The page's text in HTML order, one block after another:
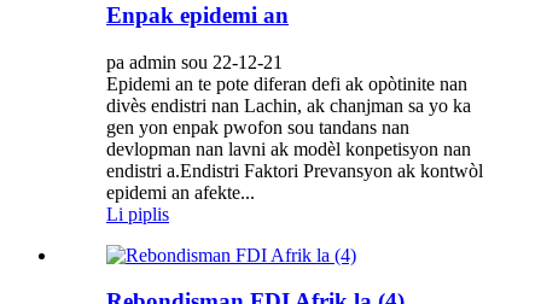
Enpak epidemi an
pa admin sou 22-12-21
Epidemi an te pote diferan defi ak opòtinite nan
divès endistri nan Lachin, ak chanjman sa yo ka
gen yon enpak pwofon sou tandans nan
devlopman nan lavni ak modèl konpetisyon nan
endistri a.Endistri Faktori Prevansyon ak kontwòl
epidemi an afekte...
Li piplis